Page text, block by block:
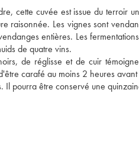
cette cuvée est issue du terroir
raisonnée. Les vignes sont
entières. Les
de quatre vins.
de réglisse et de cuir
carafé au moins 2 heures
Il pourra être conservé une